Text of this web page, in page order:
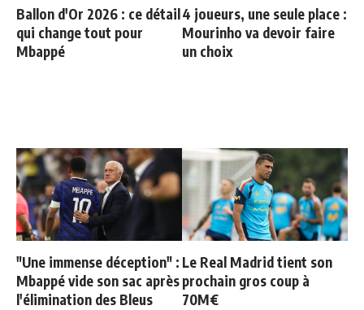
Ballon d'Or 2026 : ce détail
qui change tout pour
Mbappé
4 joueurs, une seule place :
Mourinho va devoir faire
un choix
"Une immense déception" :
Mbappé vide son sac après
l'élimination des Bleus
Le Real Madrid tient son
prochain gros coup à
70M€